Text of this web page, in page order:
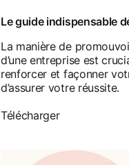
Le guide indispensable
La manière de
d’une entreprise est
renforcer et façonner
d’assurer votre réussite.
Télécharger